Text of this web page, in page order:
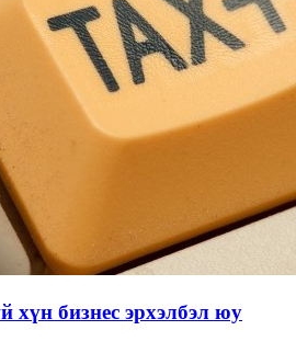
хүн бизнес эрхэлбэл юу